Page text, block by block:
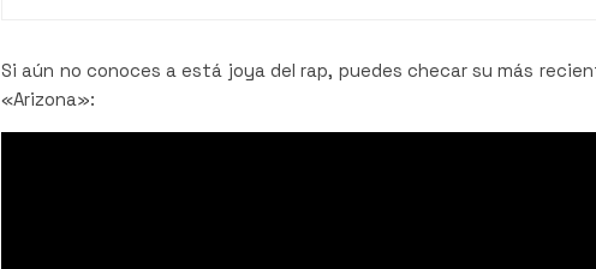
Si aún no conoces a está joya del rap, puedes checar su más
«Arizona»: